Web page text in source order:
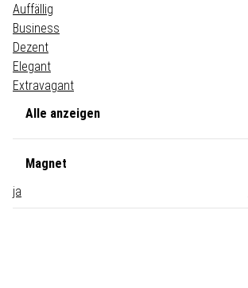
Auffällig
Business
Dezent
Elegant
Extravagant
Alle anzeigen
Magnet
ja